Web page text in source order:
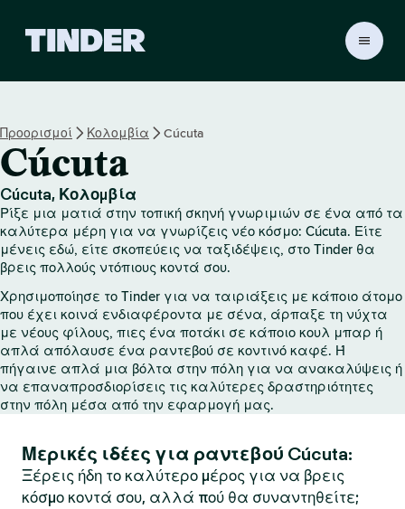
ή
ί
δ
α
T
n
d
e
r
Προορισμοί Κολομβία Cúcuta
Cúcuta
Cúcuta, Κολομβία
Ρίξε μια ματιά στην τοπική σκηνή γνωριμιών σε ένα από τα
καλύτερα μέρη για να γνωρίζεις νέο κόσμο: Cúcuta. Είτε
μένεις εδώ, είτε σκοπεύεις να ταξιδέψεις, στο Tinder θα
βρεις πολλούς ντόπιους κοντά σου.
Χρησιμοποίησε το Tinder για να ταιριάξεις με κάποιο άτομο
που έχει κοινά ενδιαφέροντα με σένα, άρπαξε τη νύχτα
με νέους φίλους, πιες ένα ποτάκι σε κάποιο κουλ μπαρ ή
απλά απόλαυσε ένα ραντεβού σε κοντινό καφέ. Ή
πήγαινε απλά μια βόλτα στην πόλη για να ανακαλύψεις ή
να επαναπροσδιορίσεις τις καλύτερες δραστηριότητες
στην πόλη μέσα από την εφαρμογή μας.
Μερικές ιδέες για ραντεβού Cúcuta:
Ξέρεις ήδη το καλύτερο μέρος για να βρεις
κόσμο κοντά σου, αλλά πού θα συναντηθείτε;